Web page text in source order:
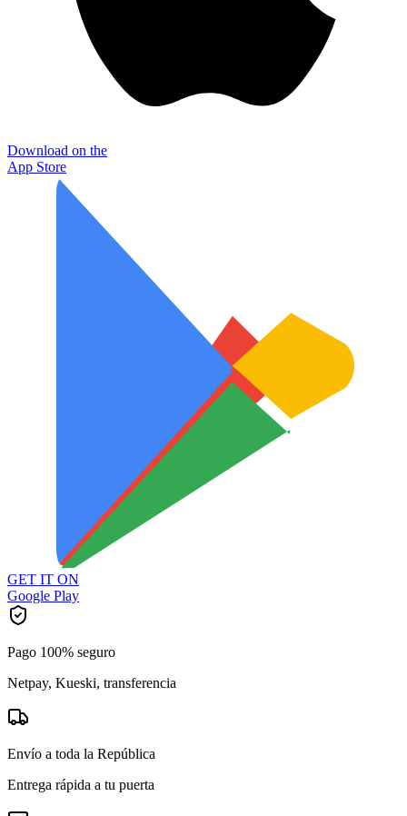
Download on the
App Store
GET IT ON
Google Play
Pago 100% seguro
Netpay, Kueski, transferencia
Envío a toda la República
Entrega rápida a tu puerta